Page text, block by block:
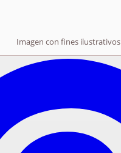
Imagen con fines ilustrativos